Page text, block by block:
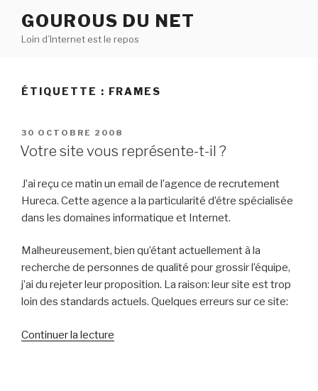
contenu
GOUROUS DU NET
Loin d’Internet est le repos
ÉTIQUETTE : FRAMES
PUBLIÉ
LE
30 OCTOBRE 2008
Votre site vous représente-t-il ?
J’ai reçu ce matin un email de l’agence de recrutement
Hureca. Cette agence a la particularité d’étre spécialisée
dans les domaines informatique et Internet.
Malheureusement, bien qu’étant actuellement à la
recherche de personnes de qualité pour grossir l’équipe,
j’ai du rejeter leur proposition. La raison: leur site est trop
loin des standards actuels. Quelques erreurs sur ce site:
Continuer la lecture